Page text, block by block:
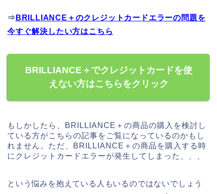
⇒ BRILLIANCE＋のクレジットカードエラーの問題を
今すぐ解決したい方はこちら
BRILLIANCE＋でクレジットカードを使
えない方はこちらをクリック
もしかしたら、BRILLIANCE＋の商品の購入を検討し
ている方がこちらの記事をご覧になっているのかもし
れません。ただ、BRILLIANCE＋の商品を購入する時
にクレジットカードエラーが発生してしまった、、、
という悩みを抱えている人もいるのではないでしょう